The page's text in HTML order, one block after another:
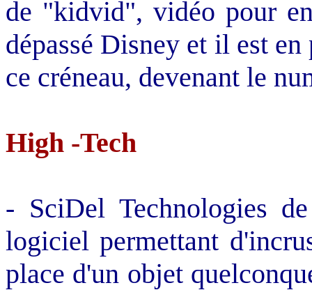
de "kidvid", vidéo pour
dépassé Disney et il est
ce créneau, devenant le
High -Tech
- SciDel Technologies
logiciel permettant
place d'un objet